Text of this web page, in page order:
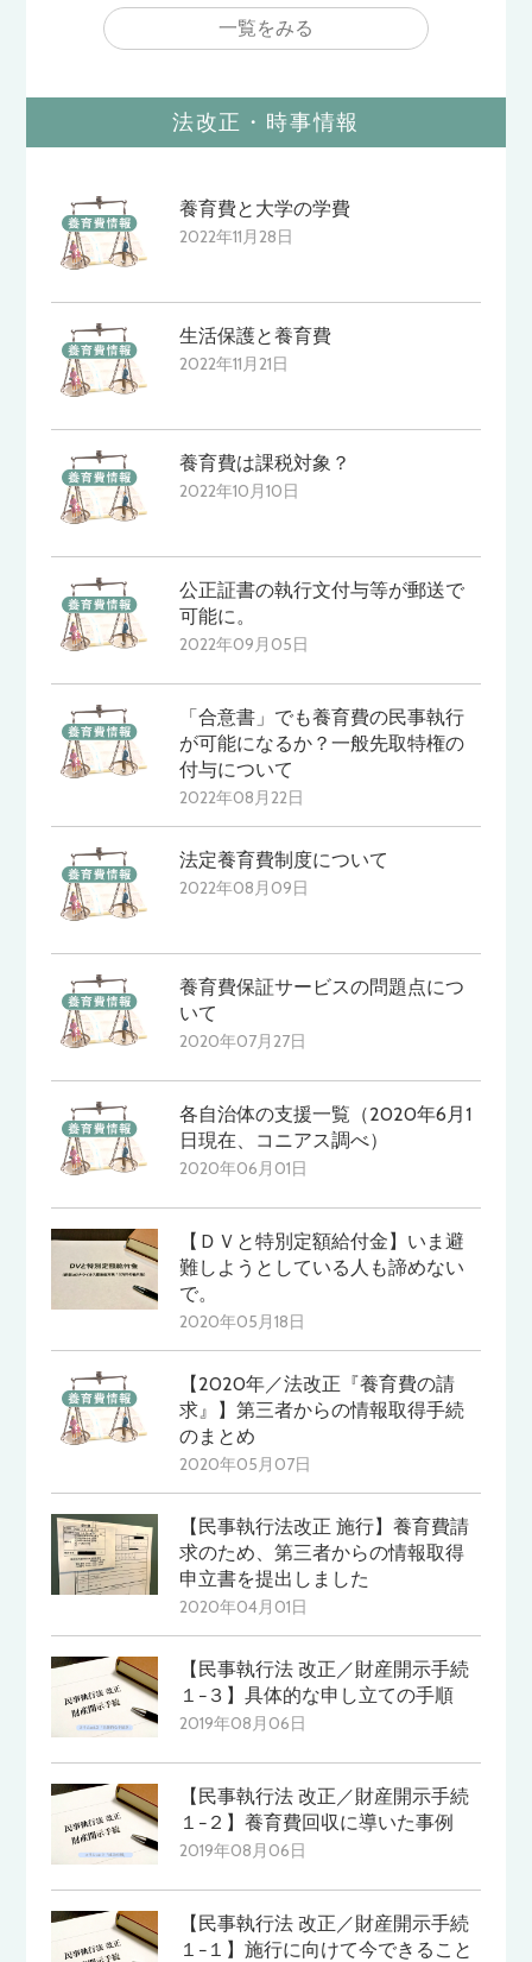
一覧をみる
法改正・時事情報
養育費と大学の学費
2022年11月28日
生活保護と養育費
2022年11月21日
養育費は課税対象？
2022年10月10日
公正証書の執行文付与等が郵送で
可能に。
2022年09月05日
「合意書」でも養育費の民事執行
が可能になるか？一般先取特権の
付与について
2022年08月22日
法定養育費制度について
2022年08月09日
養育費保証サービスの問題点につ
いて
2020年07月27日
各自治体の支援一覧（2020年6月1
日現在、コニアス調べ）
2020年06月01日
【ＤＶと特別定額給付金】いま避
難しようとしている人も諦めない
で。
2020年05月18日
【2020年／法改正『養育費の請
求』】第三者からの情報取得手続
のまとめ
2020年05月07日
【民事執行法改正 施行】養育費請
求のため、第三者からの情報取得
申立書を提出しました
2020年04月01日
【民事執行法 改正／財産開示手続
１−３】具体的な申し立ての手順
2019年08月06日
【民事執行法 改正／財産開示手続
１−２】養育費回収に導いた事例
2019年08月06日
【民事執行法 改正／財産開示手続
１−１】施行に向けて今できること